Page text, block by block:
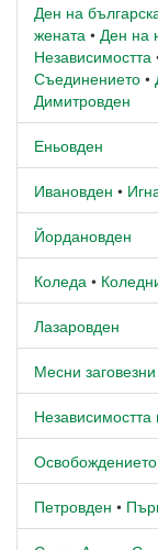
Ден на
жената • Ден на
Независимостта
Съединението •
Димитровден
Еньовден
Ивановден •
Йордановден
Коледа •
Лазаровден
Месни заговезни
Петровден •